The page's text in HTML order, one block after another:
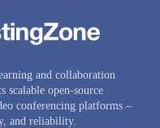
and collaboration
scalable open-source
conferencing platforms –
and reliability.